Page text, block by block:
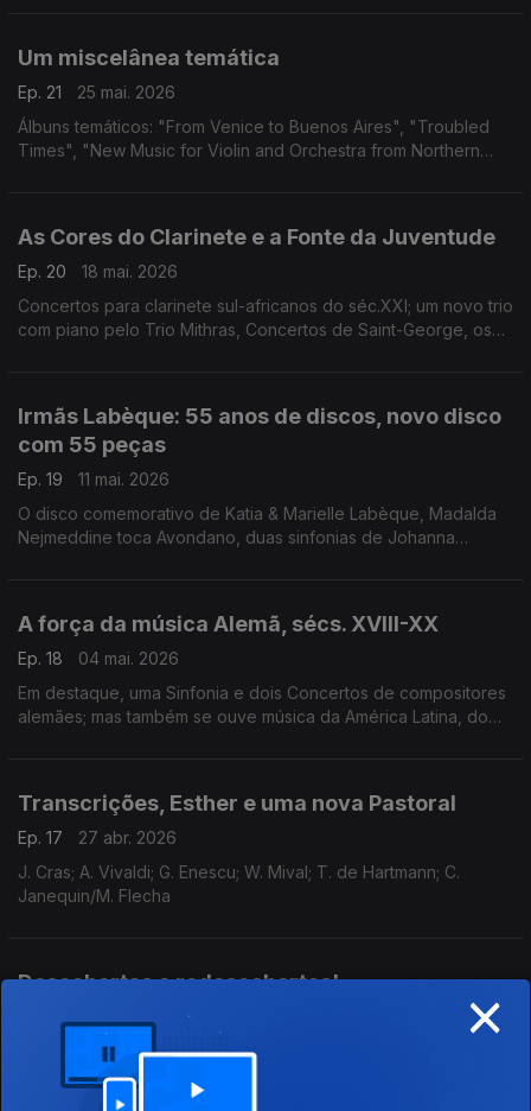
Um miscelânea temática
Ep. 21
25 mai. 2026
Álbuns temáticos: "From Venice to Buenos Aires", "Troubled
Times", "New Music for Violin and Orchestra from Northern
As Cores do Clarinete e a Fonte da Juventude
Ep. 20
18 mai. 2026
Concertos para clarinete sul-africanos do séc.XXI; um novo trio
com piano pelo Trio Mithras, Concertos de Saint-George, os
Irmãs Labèque: 55 anos de discos, novo disco
com 55 peças
Ep. 19
11 mai. 2026
O disco comemorativo de Katia & Marielle Labèque, Madalda
Nejmeddine toca Avondano, duas sinfonias de Johanna
A força da música Alemã, sécs. XVIII-XX
Ep. 18
04 mai. 2026
Em destaque, uma Sinfonia e dois Concertos de compositores
alemães; mas também se ouve música da América Latina, do
Transcrições, Esther e uma nova Pastoral
Ep. 17
27 abr. 2026
J. Cras; A. Vivaldi; G. Enescu; W. Mival; T. de Hartmann; C.
Janequin/M. Flecha
Descobertas e redescobertas!
J. Raff; C. McDowall; M. Reger/A. Schoenberg; G. Bacewicz; M.
Martines; A. Pärt
×